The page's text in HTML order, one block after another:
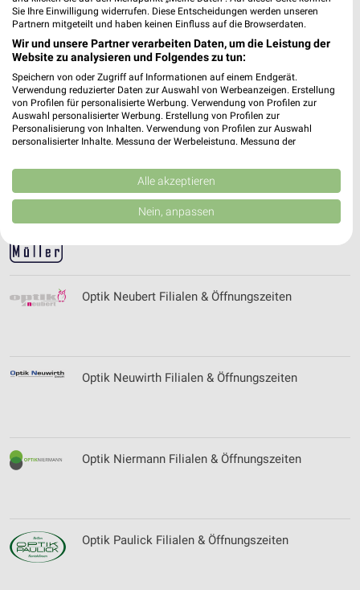
Optik Mühlbauer Filialen & Öffnungszeiten
Optik Muke Filialen & Öffnungszeiten
Optik Müller Filialen & Öffnungszeiten
Optik Neubert Filialen & Öffnungszeiten
Optik Neuwirth Filialen & Öffnungszeiten
Optik Niermann Filialen & Öffnungszeiten
Optik Paulick Filialen & Öffnungszeiten
Sie Ihre Einwilligung widerrufen. Diese Entscheidungen werden unseren
Partnern mitgeteilt und haben keinen Einfluss auf die Browserdaten.
Wir und unsere Partner verarbeiten Daten, um die Leistung der
Website zu analysieren und Folgendes zu tun:
Speichern von oder Zugriff auf Informationen auf einem Endgerät.
Verwendung reduzierter Daten zur Auswahl von Werbeanzeigen. Erstellung
von Profilen für personalisierte Werbung. Verwendung von Profilen zur
Auswahl personalisierter Werbung. Erstellung von Profilen zur
Personalisierung von Inhalten. Verwendung von Profilen zur Auswahl
personalisierter Inhalte. Messung der Werbeleistung. Messung der
Kombinationen von Daten aus verschiedenen Quellen. Entwicklung und
Verbesserung der Angebote. Verwendung reduzierter Daten zur Auswahl
von Inhalten.
Daten können außerhalb der Europäischen Union weitergegeben und in die
USA gesendet werden.
Website/App.
Wir nutzen Ihre Daten für folgende Zwecke:
Verwendung reduzierter Daten zur Auswahl von
von Inhalten
Alle akzeptieren
Nein, anpassen